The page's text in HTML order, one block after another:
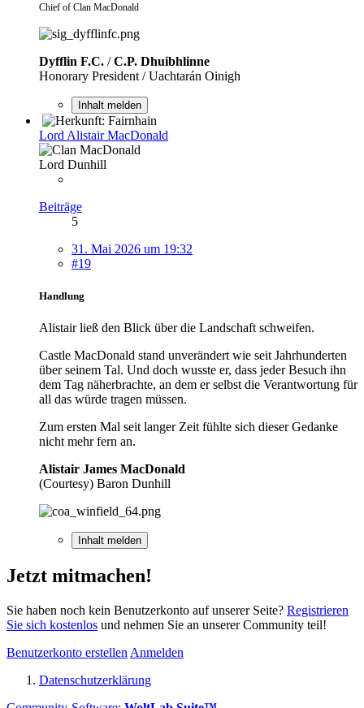
Chief of Clan MacDonald
Dyfflin F.C. /C.P. Dhuibhlinne
Honorary President / Uachtarán Oinigh
Inhalt melden
Lord Alistair MacDonald
Lord Dunhill
Beiträge
5
31. Mai 2026 um 19:32
#19
Handlung
Alistair ließ den Blick über die Landschaft schweifen.
Castle MacDonald stand unverändert wie seit Jahrhunderten
über seinem Tal. Und doch wusste er, dass jeder Besuch ihn
dem Tag näherbrachte, an dem er selbst die Verantwortung für
all das würde tragen müssen.
Zum ersten Mal seit langer Zeit fühlte sich dieser Gedanke
nicht mehr fern an.
Alistair James MacDonald
(Courtesy) Baron Dunhill
Inhalt melden
Jetzt mitmachen!
Sie haben noch kein Benutzerkonto auf unserer Seite? Registrieren
Sie sich kostenlos und nehmen Sie an unserer Community teil!
Benutzerkonto erstellen Anmelden
Datenschutzerklärung